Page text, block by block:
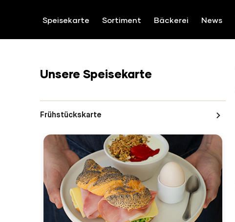
Speisekarte Sortiment Bäckerei News
Unsere Speisekarte
Frühstückskarte